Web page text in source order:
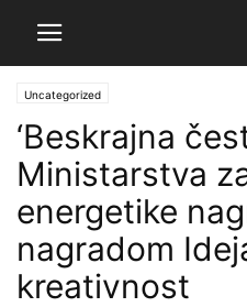
Uncategorized
‘Beskrajna
Ministarstva
energetike
nagradom
kreativnost